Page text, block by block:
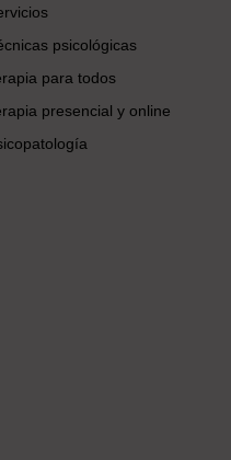
psicológicas
para todos
presencial y online